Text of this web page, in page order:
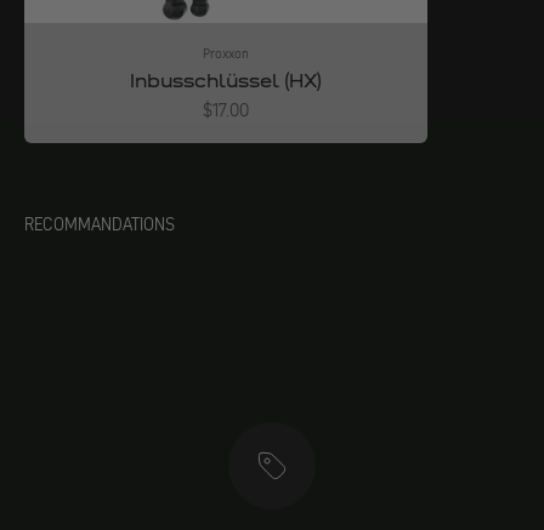
Proxxon
Inbusschlüssel (HX)
Angebot
$17.00
RECOMMANDATIONS